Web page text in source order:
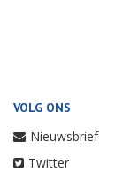
VOLG ONS
Nieuwsbrief
Twitter